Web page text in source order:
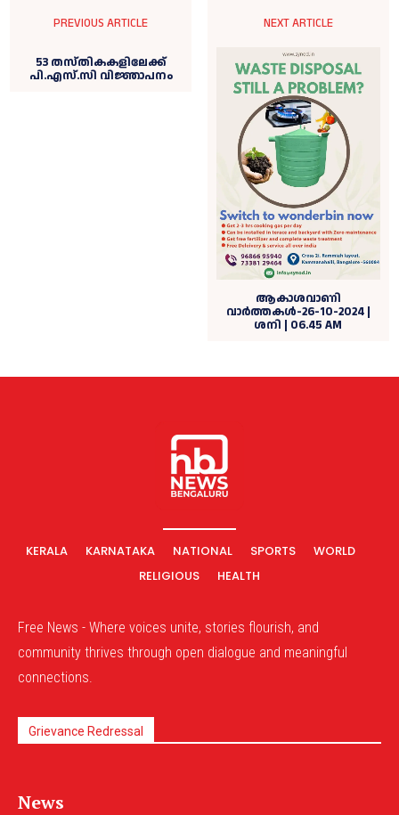
PREVIOUS ARTICLE
53 തസ്‌തികകളിലേക്ക്
പി.എസ്.സി വിജ്ഞാപനം
NEXT ARTICLE
ആകാശവാണി
വാര്‍ത്തകള്‍-26-10-2024 |
ശനി | 06.45 AM
KERALA KARNATAKA NATIONAL SPORTS
WORLD
RELIGIOUS
HEALTH
Free News - Where voices unite, stories flourish, and
community thrives through open dialogue and meaningful
connections.
Grievance Redressal
News